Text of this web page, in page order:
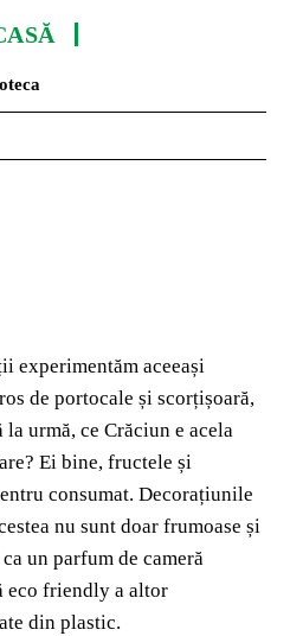
experimentăm aceeași
de portocale și scorțișoară,
la urmă, ce Crăciun e acela
Ei bine, fructele și
consumat. Decorațiunile
nu sunt doar frumoase și
un parfum de cameră
eco friendly a altor
din plastic.